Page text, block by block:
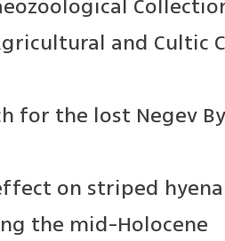
and Cultic
for the lost Negev
on striped
the mid-Holocene